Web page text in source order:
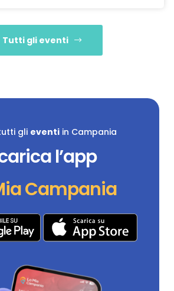
Tutti gli eventi
gli eventiin Campania
l’app
Campania